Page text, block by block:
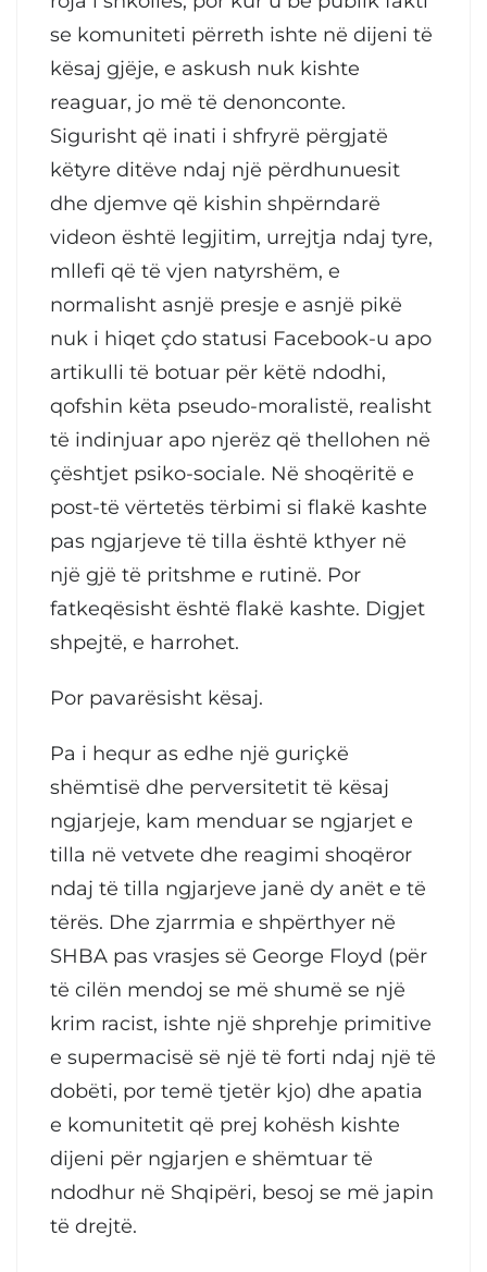
se komuniteti përreth ishte në dijeni të
kësaj gjëje, e askush nuk kishte
reaguar, jo më të denonconte.
Sigurisht që inati i shfryrë përgjatë
këtyre ditëve ndaj një përdhunuesit
dhe djemve që kishin shpërndarë
videon është legjitim, urrejtja ndaj tyre,
mllefi që të vjen natyrshëm, e
normalisht asnjë presje e asnjë pikë
nuk i hiqet çdo statusi Facebook-u apo
artikulli të botuar për këtë ndodhi,
qofshin këta pseudo-moralistë, realisht
të indinjuar apo njerëz që thellohen në
çështjet psiko-sociale. Në shoqëritë e
post-të vërtetës tërbimi si flakë kashte
pas ngjarjeve të tilla është kthyer në
një gjë të pritshme e rutinë. Por
fatkeqësisht është flakë kashte. Digjet
shpejtë, e harrohet.
Por pavarësisht kësaj.
Pa i hequr as edhe një guriçkë
shëmtisë dhe perversitetit të kësaj
ngjarjeje, kam menduar se ngjarjet e
tilla në vetvete dhe reagimi shoqëror
ndaj të tilla ngjarjeve janë dy anët e të
tërës. Dhe zjarrmia e shpërthyer në
SHBA pas vrasjes së George Floyd (për
të cilën mendoj se më shumë se një
krim racist, ishte një shprehje primitive
e supermacisë së një të forti ndaj një të
dobëti, por temë tjetër kjo) dhe apatia
e komunitetit që prej kohësh kishte
dijeni për ngjarjen e shëmtuar të
ndodhur në Shqipëri, besoj se më japin
të drejtë.